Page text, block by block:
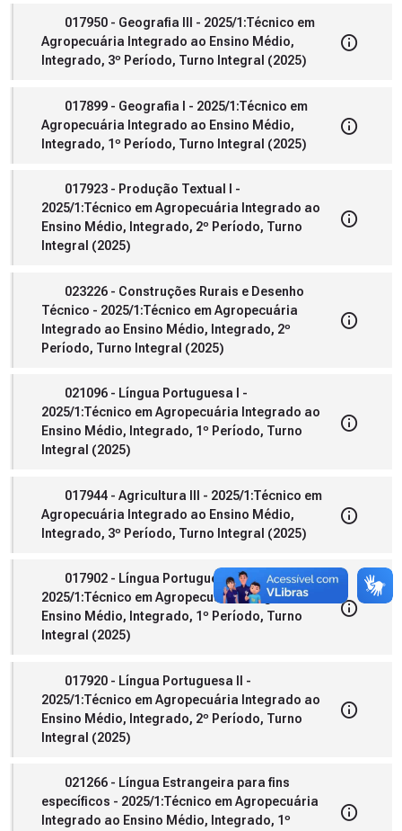
017950 - Geografia III - 2025/1:Técnico em
Agropecuária Integrado ao Ensino Médio,
Integrado, 3º Período, Turno Integral (2025)
017899 - Geografia I - 2025/1:Técnico em
Agropecuária Integrado ao Ensino Médio,
Integrado, 1º Período, Turno Integral (2025)
017923 - Produção Textual I -
2025/1:Técnico em Agropecuária Integrado ao
Ensino Médio, Integrado, 2º Período, Turno
Integral (2025)
023226 - Construções Rurais e Desenho
Técnico - 2025/1:Técnico em Agropecuária
Integrado ao Ensino Médio, Integrado, 2º
Período, Turno Integral (2025)
021096 - Língua Portuguesa I -
2025/1:Técnico em Agropecuária Integrado ao
Ensino Médio, Integrado, 1º Período, Turno
Integral (2025)
017944 - Agricultura III - 2025/1:Técnico em
Agropecuária Integrado ao Ensino Médio,
Integrado, 3º Período, Turno Integral (2025)
017902 - Língua Portuguesa I -
2025/1:Técnico em Agropecuária Integrado ao
Ensino Médio, Integrado, 1º Período, Turno
Integral (2025)
017920 - Língua Portuguesa II -
2025/1:Técnico em Agropecuária Integrado ao
Ensino Médio, Integrado, 2º Período, Turno
Integral (2025)
021266 - Língua Estrangeira para fins
específicos - 2025/1:Técnico em Agropecuária
Integrado ao Ensino Médio, Integrado, 1º